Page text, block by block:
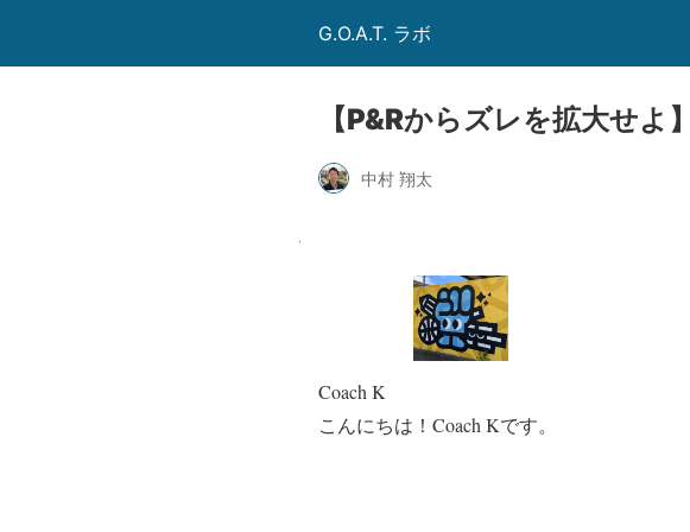
G.O.A.T. ラボ
【P&Rからズレを拡大せ
中村 翔太
Coach K
こんにちは！Coach Kです。